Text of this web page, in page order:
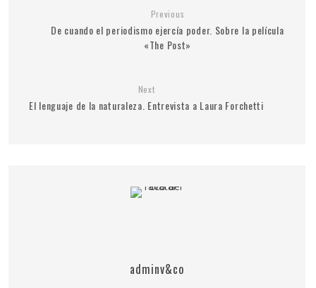
Previous
De cuando el periodismo ejercía poder. Sobre la película
«The Post»
Next
El lenguaje de la naturaleza. Entrevista a Laura Forchetti
adminv&co